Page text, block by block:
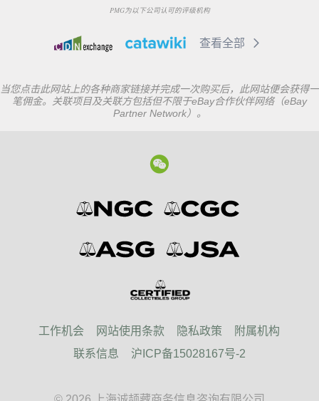
PMG为以下公司认可的评级机构
查看全部
当您点击此网站上的各种商家链接并完成一次购买后，此网站便会获得一
笔佣金。关联项目及关联方包括但不限于eBay合作伙伴网络（eBay
Partner Network）。
工作机会 网站使用条款 隐私政策
附属机构
联系信息
沪ICP备15028167号-2